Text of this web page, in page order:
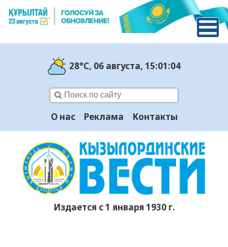
28°C, 06 августа, 15:01:05
О нас Реклама Контакты
Издается с 1 января 1930 г.